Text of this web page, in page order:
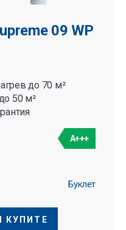
09 WP
до 70 м²
50 м²
A+++
Буклет
КУПИТЕ